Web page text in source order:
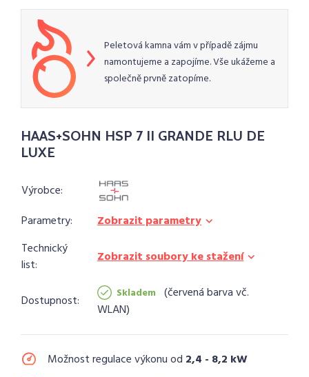
Peletová kamna vám v případě zájmu
namontujeme a zapojíme. Vše ukážeme a
společně prvně zatopíme.
HAAS+SOHN HSP 7 II GRANDE RLU DE
LUXE
Výrobce:
Parametry:
Zobrazit parametry
Technický
list:
Zobrazit soubory ke stažení
Dostupnost: Skladem
červená barva vč.
WLAN
Možnost regulace výkonu od 2,4 - 8,2 kW